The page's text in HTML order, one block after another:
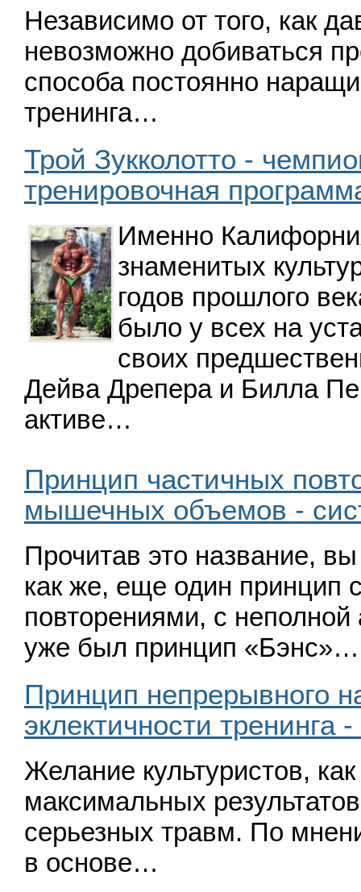
Независимо от того, как
невозможно добиваться
способа постоянно
тренинга…
Трой Зукколотто -
тренировочная
Именно
знаменитых
годов прошлого
было у всех на
своих
Дейва Дрепера и Билла
активе…
Принцип частичных
мышечных объемов -
Прочитав это название,
как же, еще один принцип
повторениями, с
уже был принцип «Бэнс»…
Принцип непрерывного
эклектичности
Желание культуристов,
максималь­ных
серьезных травм. По
в основе…